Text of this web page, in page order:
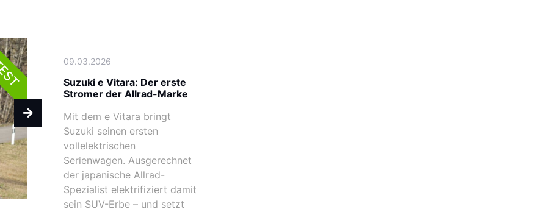
09.03.2026
Suzuki e Vitara: Der erste
Stromer der Allrad-Marke
Mit dem e Vitara bringt
Suzuki seinen ersten
vollelektrischen
Serienwagen. Ausgerechnet
der japanische Allrad-
Spezialist elektrifiziert damit
sein SUV-Erbe – und setzt